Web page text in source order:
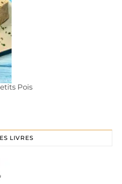
Pois
LIVRES